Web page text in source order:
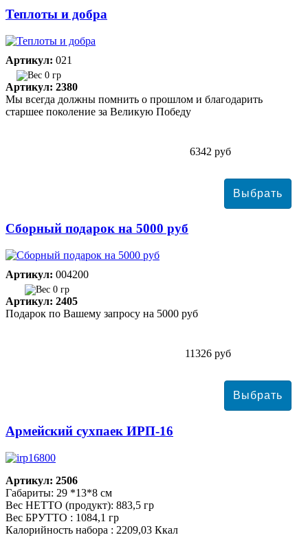
Теплоты и добра
Артикул: 021
0 гр
Артикул: 2380
Мы всегда должны помнить о прошлом и благодарить
старшее поколение за Великую Победу
6342 руб
Сборный подарок на 5000 руб
Артикул: 004200
0 гр
Артикул: 2405
Подарок по Вашему запросу на 5000 руб
11326 руб
Армейский сухпаек ИРП-16
Артикул: 2506
Габариты: 29 *13*8 см
Вес НЕТТО (продукт): 883,5 гр
Вес БРУТТО : 1084,1 гр
Калорийность набора : 2209,03 Ккал